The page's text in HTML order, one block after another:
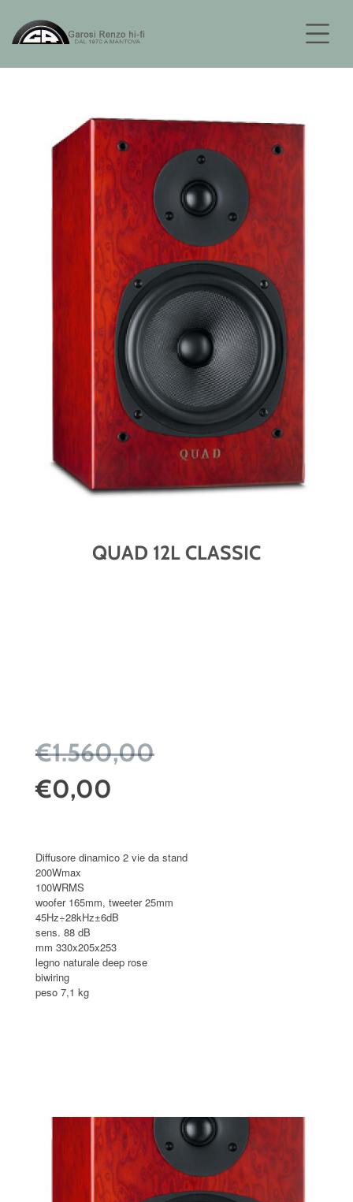
QUAD 12L CLASSIC
€1.560,00
€0,00
Diffusore dinamico 2 vie da stand
200Wmax
100WRMS
woofer 165mm, tweeter 25mm
45Hz÷28kHz±6dB
sens. 88 dB
mm 330x205x253
legno naturale deep rose
biwiring
peso 7,1 kg